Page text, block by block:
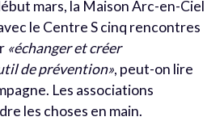
mars, la Maison Arc-en-Ciel
le Centre S cinq rencontres
«échanger et créer
de prévention», peut-on lire
Les associations
les choses en main.